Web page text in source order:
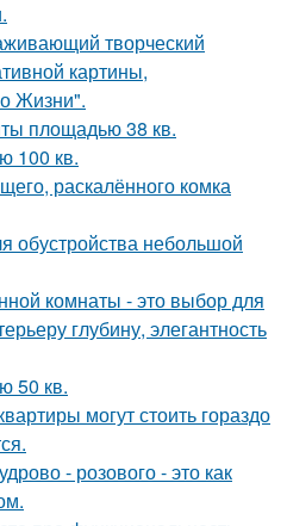
творческий
картины,
Жизни".
площадью 38 кв.
100 кв.
раскалённого комка
обустройства небольшой
комнаты - это выбор для
глубину, элегантность
50 кв.
могут стоить гораздо
- розового - это как